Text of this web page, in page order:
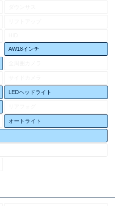
AW18インチ
LEDヘッドライト
オートライト